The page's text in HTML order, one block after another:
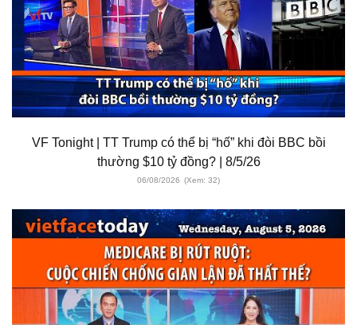
VF Tonight | TT Trump có thể bị “hố” khi đòi BBC bồi
thường $10 tỷ đồng? | 8/5/26
06/08/2026 (Xem: 32)